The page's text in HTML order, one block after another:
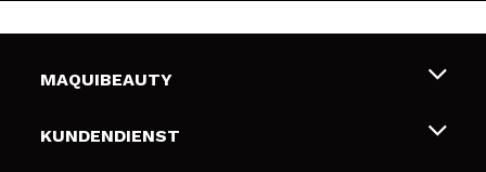
MAQUIBEAUTY
Über uns
KUNDENDIENST